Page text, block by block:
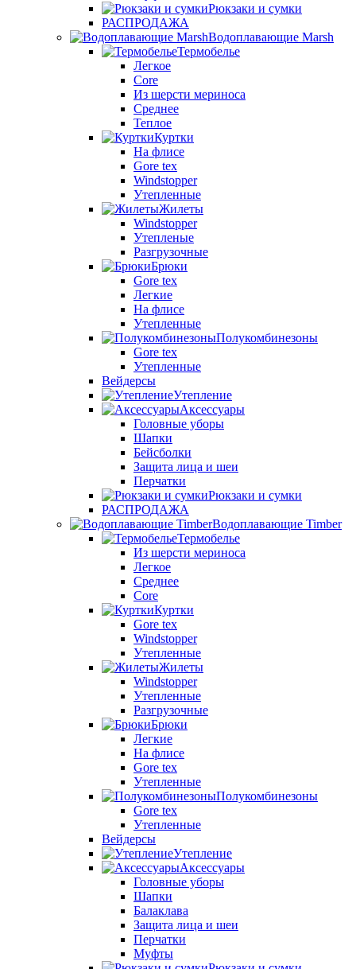
Рюкзаки и сумки
РАСПРОДАЖА
Водоплавающие Marsh
Термобелье
Легкое
Core
Из шерсти мериноса
Среднее
Теплое
Куртки
На флисе
Gore tex
Windstopper
Утепленные
Жилеты
Windstopper
Утепленые
Разгрузочные
Брюки
Gore tex
Легкие
На флисе
Утепленные
Полукомбинезоны
Gore tex
Утепленные
Вейдерсы
Утепление
Аксессуары
Головные уборы
Шапки
Бейсболки
Защита лица и шеи
Перчатки
Рюкзаки и сумки
РАСПРОДАЖА
Водоплавающие Timber
Термобелье
Из шерсти мериноса
Легкое
Среднее
Core
Куртки
Gore tex
Windstopper
Утепленные
Жилеты
Windstopper
Утепленные
Разгрузочные
Брюки
Легкие
На флисе
Gore tex
Утепленные
Полукомбинезоны
Gore tex
Утепленные
Вейдерсы
Утепление
Аксессуары
Головные уборы
Шапки
Балаклава
Защита лица и шеи
Перчатки
Муфты